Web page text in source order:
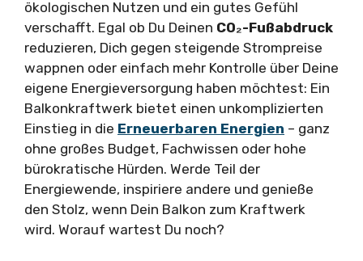
ökologischen Nutzen und ein gutes Gefühl
verschafft. Egal ob Du Deinen CO₂-Fußabdruck
reduzieren, Dich gegen steigende Strompreise
wappnen oder einfach mehr Kontrolle über Deine
eigene Energieversorgung haben möchtest: Ein
Balkonkraftwerk bietet einen unkomplizierten
Einstieg in die Erneuerbaren Energien – ganz
ohne großes Budget, Fachwissen oder hohe
bürokratische Hürden. Werde Teil der
Energiewende, inspiriere andere und genieße
den Stolz, wenn Dein Balkon zum Kraftwerk
wird. Worauf wartest Du noch?